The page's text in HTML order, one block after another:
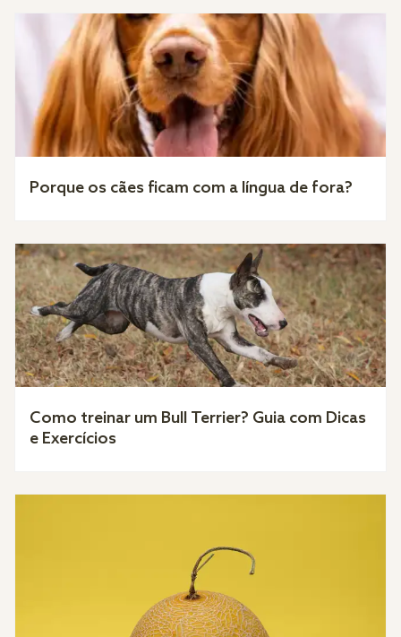
Porque os cães ficam com a língua de fora?
Como treinar um Bull Terrier? Guia com Dicas
e Exercícios